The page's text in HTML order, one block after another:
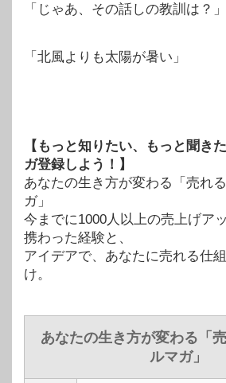
「じゃあ、その話しの教訓は？」
「北風よりも太陽が暑い」
【もっと知りたい、もっと聞き
ガ登録しよう！】
あなたの生き方が変わる「売れ
ガ」
今までに1000人以上の売上げア
携わった経験と、
アイデアで、あなたに売れる仕
け。
あなたの生き方が変わる「
ルマガ」